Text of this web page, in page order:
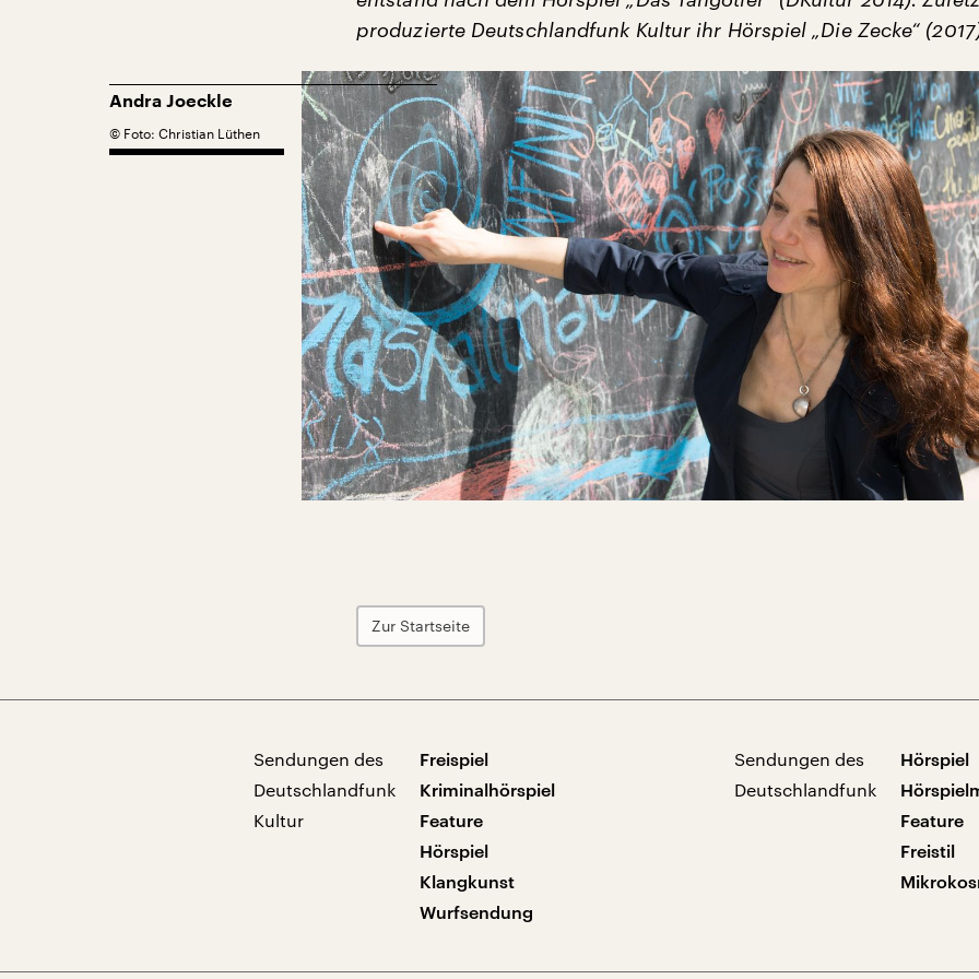
produzierte Deutschlandfunk Kultur ihr Hörspiel „Die Zecke“
Andra Joeckle
© Foto: Christian Lüthen
Zur Startseite
Sendungen des
Deutschlandfunk
Kultur
Freispiel
Kriminalhörspiel
Feature
Hörspiel
Klangkunst
Wurfsendung
Sendungen des
Deutschlandfunk
Hörspiel
Feature
Freistil